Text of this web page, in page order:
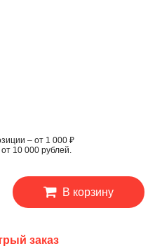
– от 1 000 ₽
10 000 рублей.
В корзину
заказ